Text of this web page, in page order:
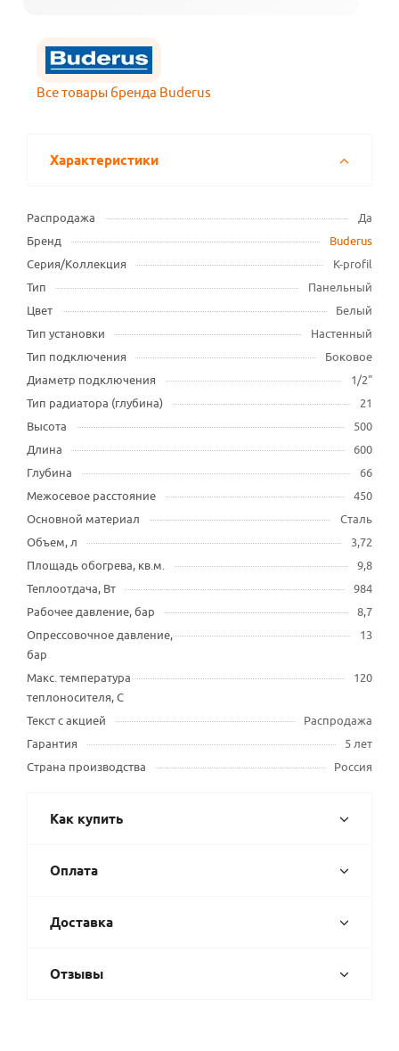
Все товары бренда Buderus
Характеристики
Распродажа
Да
Бренд
Buderus
Серия/Коллекция
K-profil
Тип
Панельный
Цвет
Белый
Тип установки
Настенный
Тип подключения
Боковое
Диаметр подключения
1/2"
Тип радиатора (глубина)
21
Высота
500
Длина
600
Глубина
66
Межосевое расстояние
450
Основной материал
Сталь
Объем, л
3,72
Площадь обогрева, кв.м.
9,8
Теплоотдача, Вт
984
Рабочее давление, бар
8,7
Опрессовочное давление,
бар
13
Макс. температура
теплоносителя, С
120
Текст с акцией
Распродажа
Гарантия
5 лет
Страна производства
Россия
Как купить
Оплата
Доставка
Отзывы